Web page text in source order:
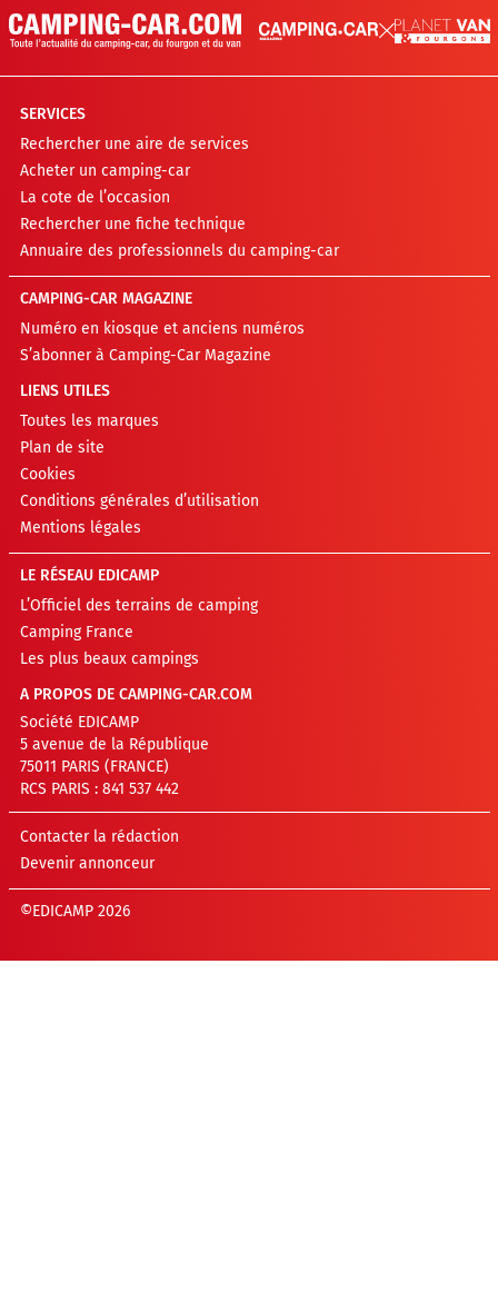
SERVICES
Rechercher une aire de services
Acheter un camping-car
La cote de l’occasion
Rechercher une fiche technique
Annuaire des professionnels du camping-car
CAMPING-CAR MAGAZINE
Numéro en kiosque et anciens numéros
S’abonner à Camping-Car Magazine
LIENS UTILES
Toutes les marques
Plan de site
Cookies
Conditions générales d’utilisation
Mentions légales
LE RÉSEAU EDICAMP
L’Officiel des terrains de camping
Camping France
Les plus beaux campings
A PROPOS DE CAMPING-CAR.COM
Société EDICAMP
5 avenue de la République
75011 PARIS (FRANCE)
RCS PARIS : 841 537 442
Contacter la rédaction
Devenir annonceur
©EDICAMP 2026